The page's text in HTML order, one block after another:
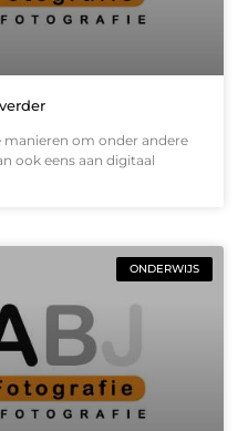
manieren om onder andere
ook eens aan digitaal
ONDERWIJS